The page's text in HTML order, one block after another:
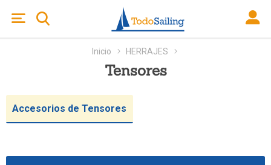
Inicio HERRAJES
Tensores
Accesorios de Tensores